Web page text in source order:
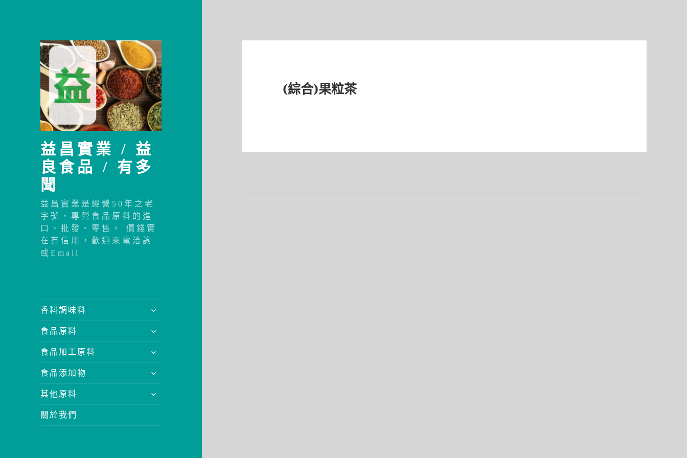
益昌實業 / 益
良食品 / 有多
聞
益昌實業是經營50年之老
字號，專營食品原料的進
口、批發、零售。 價錢實
在有信用，歡迎來電洽詢
或Email
香料調味料
展
開
子
選
單
食品原料
展
開
子
選
單
食品加工原料
展
開
子
選
單
食品添加物
展
開
子
選
其他原料
展
開
選
關於我們
(綜合)果粒茶